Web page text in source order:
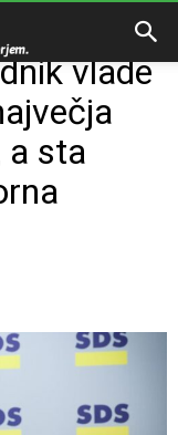
vlade
a sta